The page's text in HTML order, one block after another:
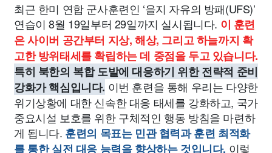
최근 한미 연합 군사훈련인 ‘을지 자유의 방패(UFS)’
연습이 8월 19일부터 29일까지 실시됩니다. 이 훈련
은 사이버 공간부터 지상, 해상, 그리고 하늘까지 확
고한 방위태세를 확립하는 데 중점을 두고 있습니다.
특히 북한의 복합 도발에 대응하기 위한 전략적 준비
강화가 핵심입니다. 이번 훈련을 통해 우리는 다양한
위기상황에 대한 신속한 대응 태세를 강화하고, 국가
중요시설 보호를 위한 구체적인 행동 방침을 마련하
게 됩니다. 훈련의 목표는 민관 협력과 훈련 최적화
를 통한 실전 대응 능력을 향상하는 것입니다. 이렇